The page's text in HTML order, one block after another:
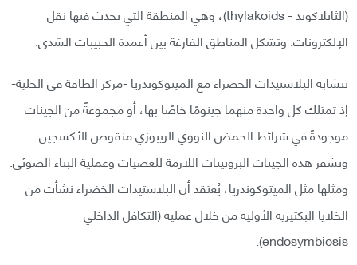
(الثايلاكويد - thylakoids)، وهي المنطقة التي يحدث فيها نقل
الإلكترونات. وتشكل المناطق الفارغة بين أعمدة الحبيبات السَدى.
تتشابه البلاستيدات الخضراء مع الميتوكوندريا -مركز الطاقة في الخلية-
إذ تمتلك كل واحدة منهما جينومًا خاصًا بها، أو مجموعةً من الجينات
موجودةً في شرائط الحمض النووي الريبوزي منقوص الأكسجين.
وتشفر هذه الجينات البروتينات اللازمة للعضيات وعملية البناء الضوئي.
ومثلها مثل الميتوكوندريا، يُعتقد أن البلاستيدات الخضراء نشأت من
الخلايا البكتيرية الأولية من خلال عملية (التكافل الداخلي-
endosymbiosis).